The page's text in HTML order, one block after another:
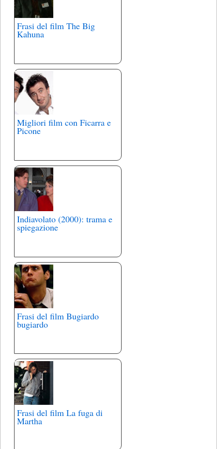
Frasi del film The Big
Kahuna
Migliori film con Ficarra e
Picone
Indiavolato (2000): trama e
spiegazione
Frasi del film Bugiardo
bugiardo
Frasi del film La fuga di
Martha